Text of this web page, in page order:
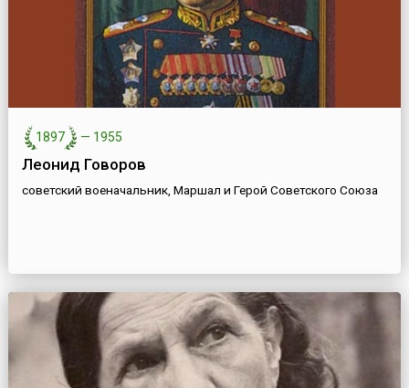
1897 — 1955
Леонид Говоров
советский военачальник, Маршал и Герой Советского Союза